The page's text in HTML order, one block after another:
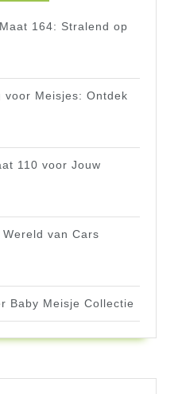
164: Stralend op
voor Meisjes: Ontdek
110 voor Jouw
van Cars
Baby Meisje Collectie